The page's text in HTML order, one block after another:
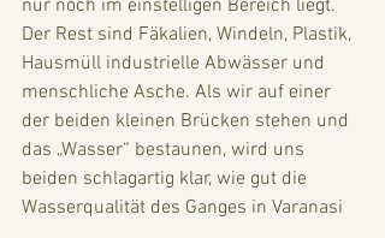
nur noch im einstelligen Bereich liegt.
Der Rest sind Fäkalien, Windeln, Plastik,
Hausmüll industrielle Abwässer und
menschliche Asche. Als wir auf einer
der beiden kleinen Brücken stehen und
das „Wasser“ bestaunen, wird uns
beiden schlagartig klar, wie gut die
Wasserqualität des Ganges in Varanasi